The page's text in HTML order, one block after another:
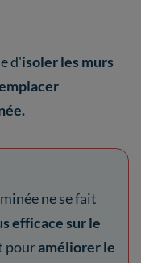
d'isoler les murs
ne se fait
efficace sur le
pouraméliorer le